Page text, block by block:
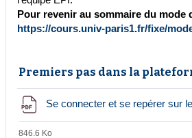
Pour revenir au sommaire du mode
https://cours.univ-paris1.fr/fixe/
Premiers pas dans la
Se connecter et se repérer sur
846.6 Ko